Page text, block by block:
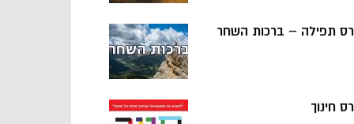
תפילה – ברכות השחר
חינוך